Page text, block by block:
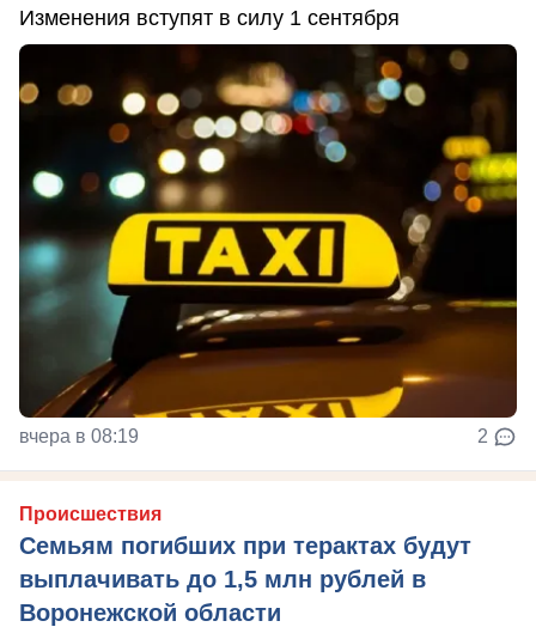
Изменения вступят в силу 1 сентября
вчера в 08:19 2
Происшествия
Семьям погибших при терактах будут
выплачивать до 1,5 млн рублей в
Воронежской области